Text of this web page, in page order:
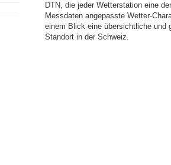
DTN, die jeder Wetterstation eine
Messdaten angepasste Wetter-
einem Blick eine übersichtliche und
Standort in der Schweiz.